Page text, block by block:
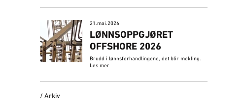
21.mai.2026
LØNNSOPPGJØRET
OFFSHORE 2026
Brudd i lønnsforhandlingene, det blir mekling.
Les mer
/ Arkiv